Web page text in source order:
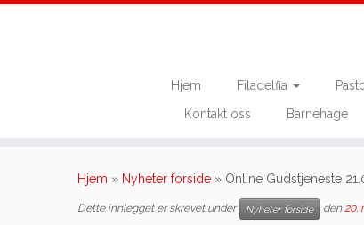
Hjem Filadelfia
Kontakt oss
Barnehage
Hjem » Nyheter forside » Online Gudstjeneste
Dette innlegget er skrevet under Nyheter forside den20.